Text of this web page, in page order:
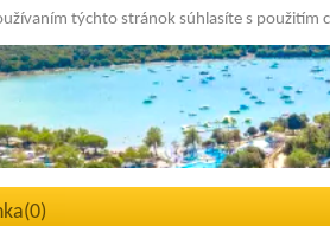
týchto stránok súhlasíte s použitím
0)